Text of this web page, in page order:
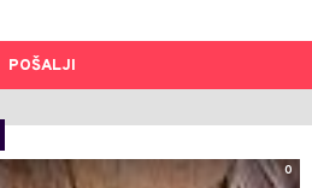
POŠALJI
0